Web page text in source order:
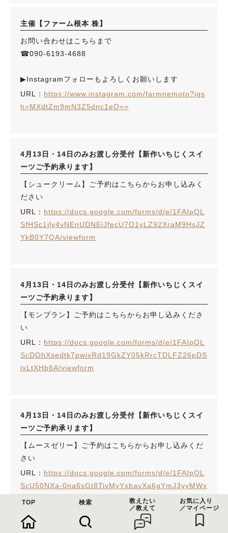
主催【ファーム根本 株】
お問い合わせはこちらまで
☎︎090-6193-4688
▶︎Instagramフォローもよろしくお願いします
URL： https://www.instagram.com/farmnemoto?igs
h=MXdtZm9mN3Z5dnc1eQ==
4月13日・14日のみお渡し分受付【新作いちじくスイ
ーツご予約承ります】
【シュークリーム】ご予約はこちらからお申し込みく
ださい
URL： https://docs.google.com/forms/d/e/1FAIpQL
SfHSc1jly4vNEnUDNEiJfecU7O1yLZ92XraM9HsJZ
YkB0Y7QA/viewform
4月13日・14日のみお渡し分受付【新作いちじくスイ
ーツご予約承ります】
【モンブラン】ご予約はこちらからお申し込みくださ
い
URL： https://docs.google.com/forms/d/e/1FAIpQL
ScDOhXsedtk7pwixRd19GkZY05kRrcTDLFZ26pDS
jxLtXHb6A/viewform
4月13日・14日のみお渡し分受付【新作いちじくスイ
ーツご予約承ります】
【ムースゼリー】ご予約はこちらからお申し込みくだ
さい
URL： https://docs.google.com/forms/d/e/1FAIpQL
ScU50NXa-0na6sGt8TivMyYsbavXa6gYmJ3yyMWx
56-Oc89Ew/viewform
TOP 検索
教えたい
／教えて
お気に入り
／マイページ